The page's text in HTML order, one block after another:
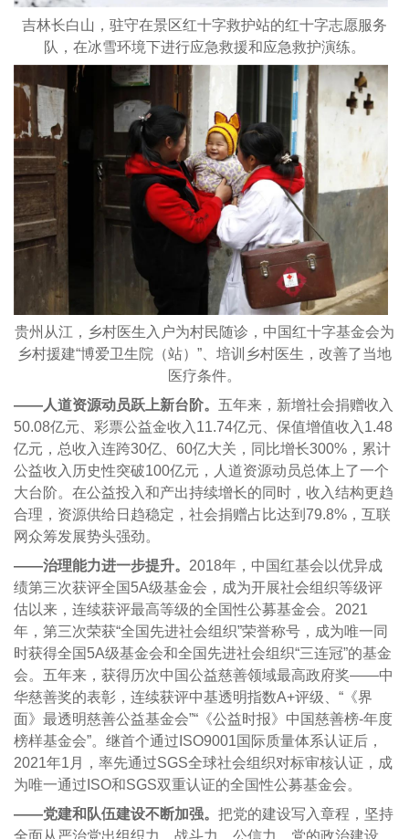
吉林长白山，驻守在景区红十字救护站的红十字志愿服务
队，在冰雪环境下进行应急救援和应急救护演练。
贵州从江，乡村医生入户为村民随诊，中国红十字基金会为
乡村援建“博爱卫生院（站）”、培训乡村医生，改善了当地
医疗条件。
——人道资源动员跃上新台阶。 五年来，新增社会捐赠收入
50.08亿元、彩票公益金收入11.74亿元、保值增值收入1.48
亿元，总收入连跨30亿、60亿大关，同比增长300%，累计
公益收入历史性突破100亿元，人道资源动员总体上了一个
大台阶。在公益投入和产出持续增长的同时，收入结构更趋
合理，资源供给日趋稳定，社会捐赠占比达到79.8%，互联
网众筹发展势头强劲。
——治理能力进一步提升。 2018年，中国红基会以优异成
绩第三次获评全国5A级基金会，成为开展社会组织等级评
估以来，连续获评最高等级的全国性公募基金会。2021
年，第三次荣获“全国先进社会组织”荣誉称号，成为唯一同
时获得全国5A级基金会和全国先进社会组织“三连冠”的基金
会。五年来，获得历次中国公益慈善领域最高政府奖——中
华慈善奖的表彰，连续获评中基透明指数A+评级、“《界
面》最透明慈善公益基金会”“《公益时报》中国慈善榜-年度
榜样基金会”。继首个通过ISO9001国际质量体系认证后，
2021年1月，率先通过SGS全球社会组织对标审核认证，成
为唯一通过ISO和SGS双重认证的全国性公募基金会。
——党建和队伍建设不断加强。 把党的建设写入章程，坚持
全面从严治党出组织力、战斗力、公信力，党的政治建设、